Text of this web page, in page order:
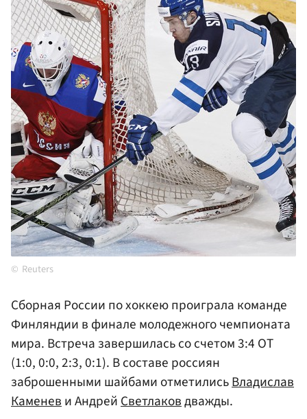
Reuters
Сборная России по хоккею проиграла команде
Финляндии в финале молодежного чемпионата
мира. Встреча завершилась со счетом 3:4 ОТ
(1:0, 0:0, 2:3, 0:1). В составе россиян
заброшенными шайбами отметилисьВладислав
Каменеви АндрейСветлаковдважды.